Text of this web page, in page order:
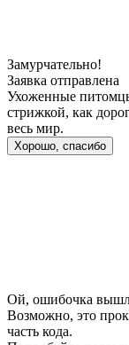
Замурчательно!
Заявка отправлена
Ухоженные
стрижкой, как
весь мир.
Хорошо, спасибо
Ой, ошибочка
Возможно, это
часть кода.